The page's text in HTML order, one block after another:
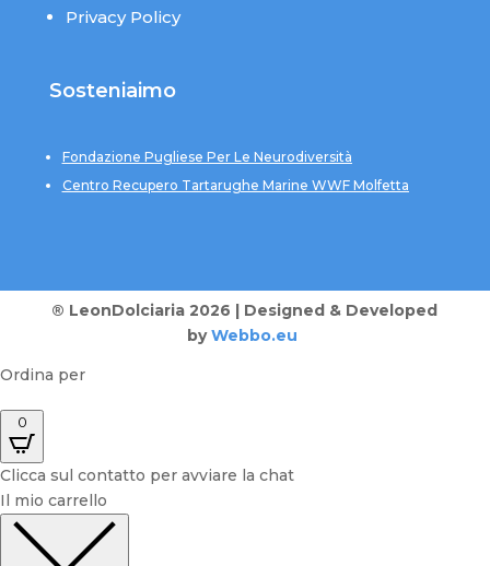
Privacy Policy
Sosteniaimo
Fondazione Pugliese Per Le Neurodiversità
Centro Recupero Tartarughe Marine WWF Molfetta
® LeonDolciaria 2026 | Designed & Developed
by Webbo.eu
Ordina per
0
Clicca sul contatto per avviare la chat
Il mio carrello